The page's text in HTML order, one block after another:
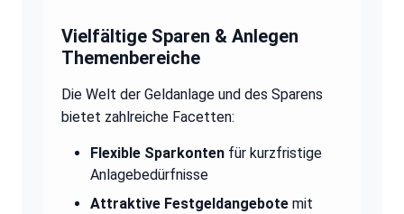
Vielfältige Sparen & Anlegen
Themenbereiche
Die Welt der Geldanlage und des Sparens
bietet zahlreiche Facetten:
Flexible Sparkonten für kurzfristige
Anlagebedürfnisse
Attraktive Festgeldangebote mit